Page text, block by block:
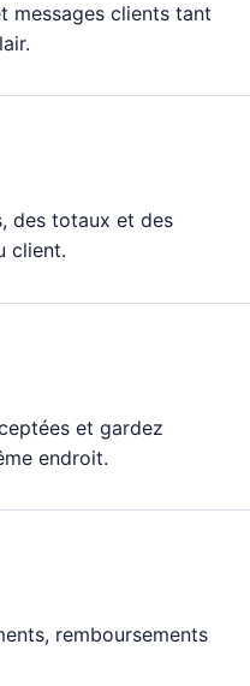
messages clients tant
des totaux et des
client.
et gardez
endroit.
remboursements